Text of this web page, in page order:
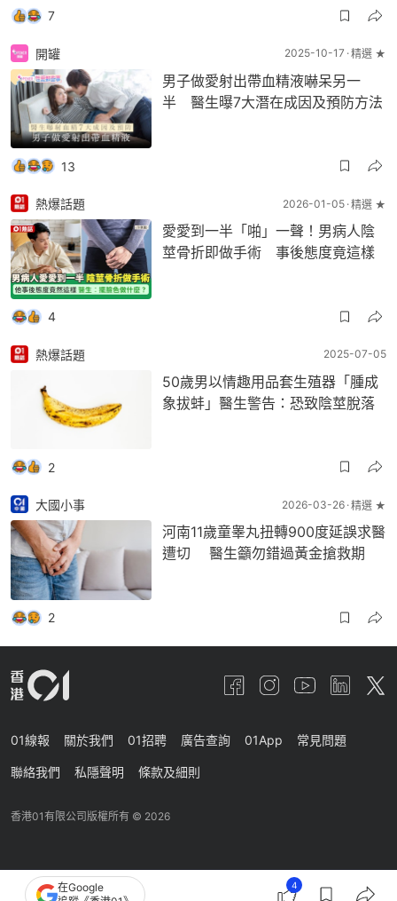
7
開罐 2025-10-17 精選 ★
男子做愛射出帶血精液嚇呆另一
半 醫生曝7大潛在成因及預防方法
13
熱爆話題 2026-01-05 精選 ★
愛愛到一半「啪」一聲！男病人陰
莖骨折即做手術 事後態度竟這樣
4
熱爆話題 2025-07-05
50歲男以情趣用品套生殖器「腫成
象拔蚌」醫生警告：恐致陰莖脫落
2
大國小事 2026-03-26 精選 ★
河南11歲童睾丸扭轉900度延誤求醫
遭切 醫生籲勿錯過黃金搶救期
2
在Google
4
01線報 關於我們 01招聘 廣告查詢 01App 常見問題
聯絡我們 私隱聲明 條款及細則
香港01有限公司版權所有 © 2026